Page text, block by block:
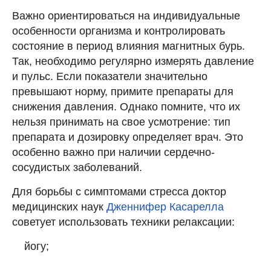
Важно ориентироваться на индивидуальные
особенности организма и контролировать
состояние в период влияния магнитных бурь.
Так, необходимо регулярно измерять давление
и пульс. Если показатели значительно
превышают норму, примите препараты для
снижения давления. Однако помните, что их
нельзя принимать на свое усмотрение: тип
препарата и дозировку определяет врач. Это
особенно важно при наличии сердечно-
сосудистых заболеваний.
Для борьбы с симптомами стресса доктор
медицинских наук Дженнифер Касарелла
советует использовать техники релаксации:
йогу;